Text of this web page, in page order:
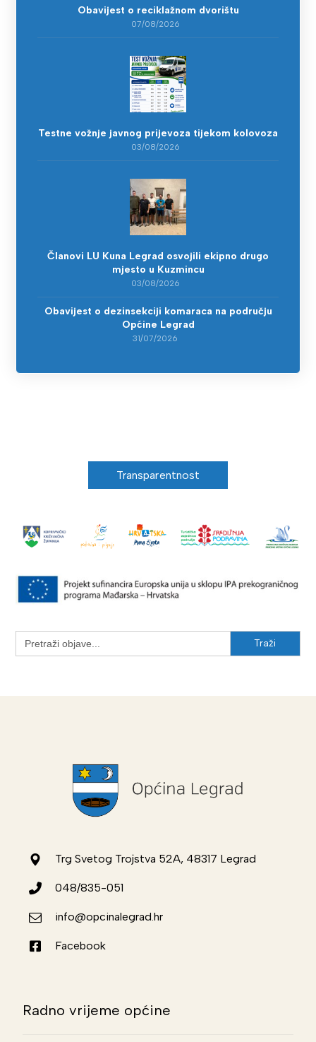
Obavijest o reciklažnom dvorištu
07/08/2026
Testne vožnje javnog prijevoza tijekom kolovoza
03/08/2026
Članovi LU Kuna Legrad osvojili ekipno drugo
mjesto u Kuzmincu
03/08/2026
Obavijest o dezinsekciji komaraca na području
Općine Legrad
31/07/2026
Transparentnost
Search
for:
Trg Svetog Trojstva 52A, 48317 Legrad
048/835-051
info@opcinalegrad.hr
Facebook
Radno vrijeme općine